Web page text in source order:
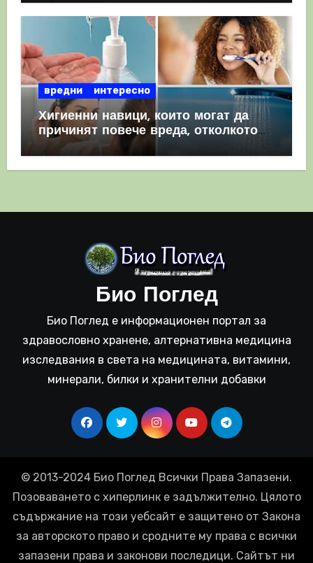
вредни интересно
Хигиенни навици, които могат да
причинят повече вреда, отколкото
полза
Био Поглед
Био Поглед е информационен портал за
здравословно хранене, алтернативна медицина
изследвания в света на медицината, витамини,
минерали, билки и хранителни добавки
© 2013-2024 Био Поглед Всички Права Запазени.
Позоваването с хиперлинк е задължително. Цялото
съдържание на този уебсайт е защитено от Закона
за авторското право и сродните му права с всички
запазени права и законови последици. Сайтът ни